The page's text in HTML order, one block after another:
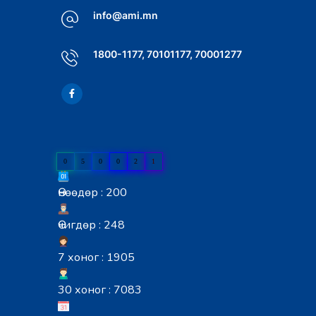
info@ami.mn
1800-1177, 70101177, 70001277
0 5 0 0 2 1
Өнөөдөр : 200
Өчигдөр : 248
7 хоног : 1905
30 хоног : 7083